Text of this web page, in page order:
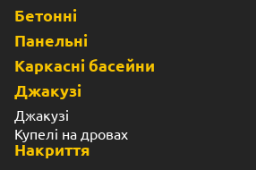
Бетонні
Панельні
Каркасні басейни
Джакузі
Джакузі
Купелі на дровах
Накриття